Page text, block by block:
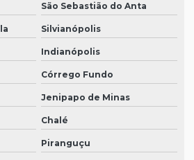
São Sebastião do Anta
Silvianópolis
Indianópolis
Córrego Fundo
Jenipapo de Minas
Chalé
Piranguçu